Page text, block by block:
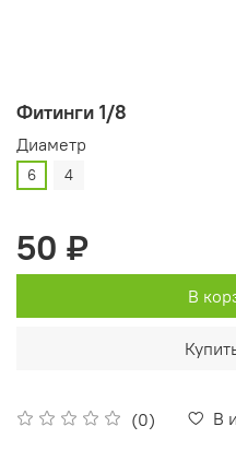
Фитинги 1/8
(0) В
Диаметр
6 4
50 ₽
В